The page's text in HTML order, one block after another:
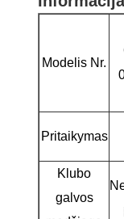
Modelis Nr.
Pritaikymas
Klubo
galvos